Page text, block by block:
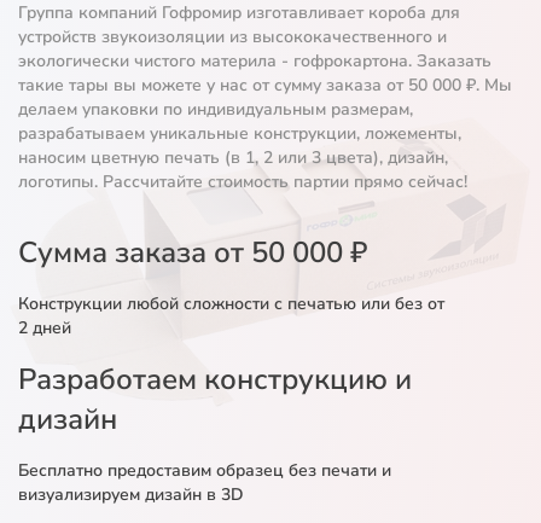
Группа компаний Гофромир изготавливает короба для
устройств звукоизоляции из высококачественного и
экологически чистого материла - гофрокартона. Заказать
такие тары вы можете у нас от сумму заказа от 50 000 ₽. Мы
делаем упаковки по индивидуальным размерам,
разрабатываем уникальные конструкции, ложементы,
наносим цветную печать (в 1, 2 или 3 цвета), дизайн,
логотипы. Рассчитайте стоимость партии прямо сейчас!
Сумма заказа от 50 000 ₽
Конструкции любой сложности с печатью или без от
2 дней
Разработаем конструкцию и
дизайн
Бесплатно предоставим образец без печати и
визуализируем дизайн в 3D